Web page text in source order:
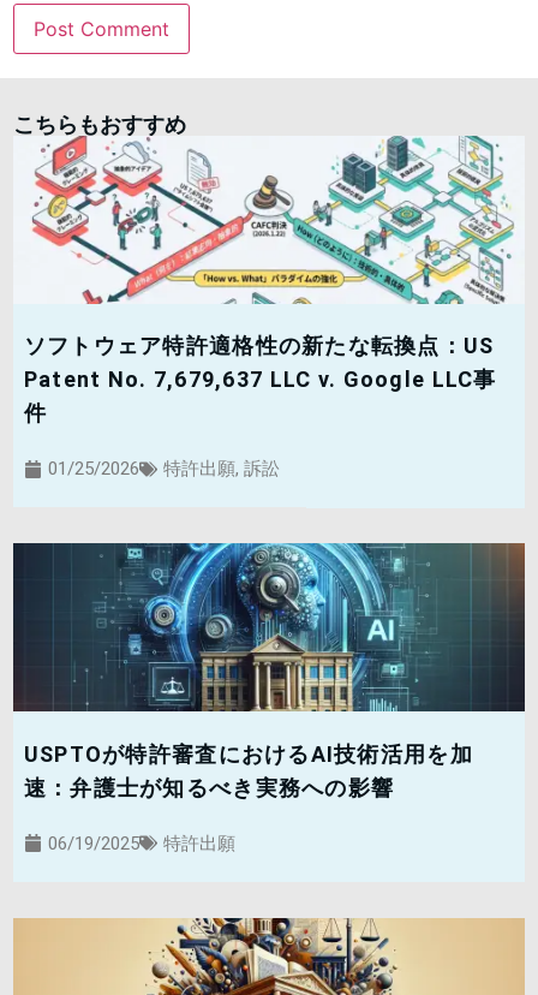
こちらもおすすめ
ソフトウェア特許適格性の新たな転換点：US
Patent No. 7,679,637 LLC v. Google LLC事
件
01/25/2026 特許出願, 訴訟
USPTOが特許審査におけるAI技術活用を加
速：弁護士が知るべき実務への影響
06/19/2025 特許出願